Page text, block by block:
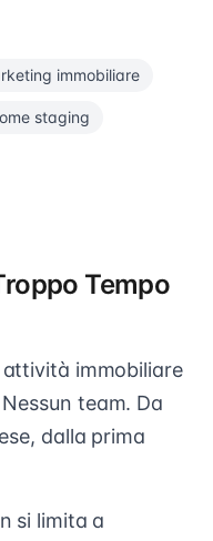
immobiliare
staging
Tempo
immobiliare
team. Da
dalla prima
si limita a